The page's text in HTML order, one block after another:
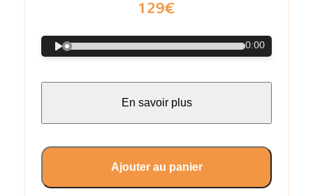
129€
0:00
En savoir plus
Ajouter au panier